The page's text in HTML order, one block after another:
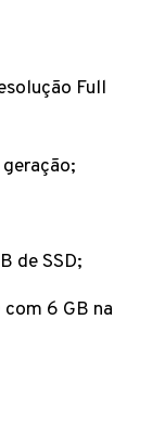
Full
de SSD;
6 GB na